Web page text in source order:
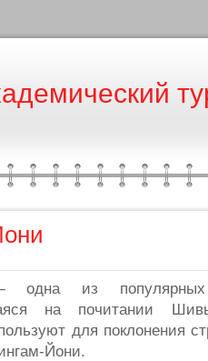
из популярных
на почитании
для поклонения
Йони.